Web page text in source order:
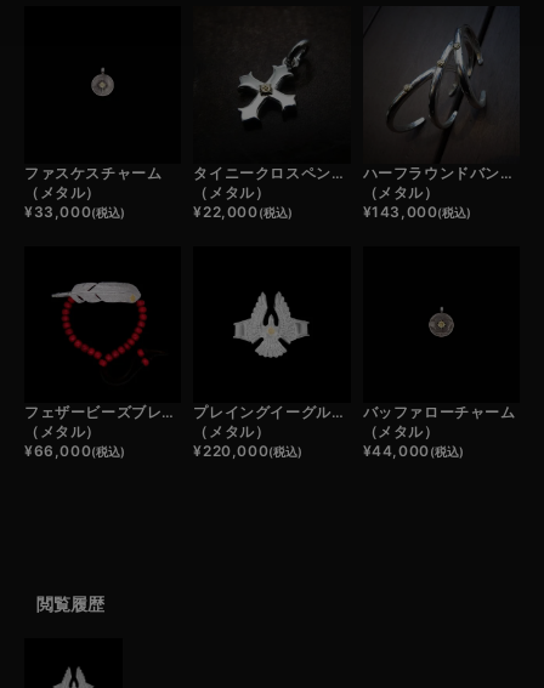
ファスケスチャーム
（メタル）
¥33,000(税込)
タイニークロスペンダントトップ
（メタル）
¥22,000(税込)
ハーフラウンドバングル
（メタル）
¥143,000(税込)
フェザービーズブレスレット
（メタル）
¥66,000(税込)
プレイングイーグルバングル大
（メタル）
¥220,000(税込)
バッファローチャーム
（メタル）
¥44,000(税込)
閲覧履歴